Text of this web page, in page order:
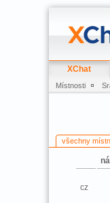
XChat
Místnosti
všechny
cz